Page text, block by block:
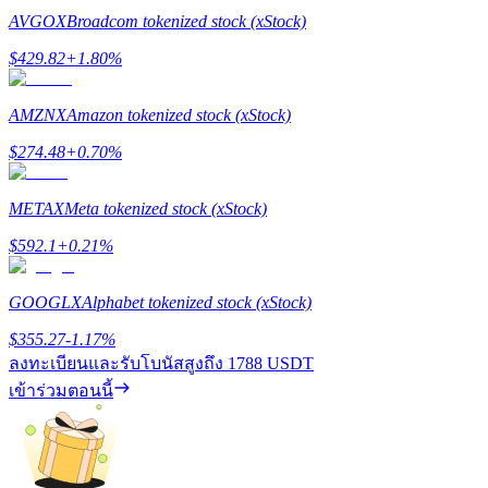
Register & Trade to Win 500,000 USDT
Precious Metals Trading Carnival
USDT New User Exclusive 10% APR
USDT Flexible Staking | Daily Rewards
AVGOXBroadcom tokenized stock (xStock)
$429.82+1.80%
AMZNXAmazon tokenized stock (xStock)
$274.48+0.70%
METAXMeta tokenized stock (xStock)
$592.1+0.21%
GOOGLXAlphabet tokenized stock (xStock)
$355.27-1.17%
ลงทะเบียนและรับโบนัสสูงถึง 1788 USDT
เข้าร่วมตอนนี้